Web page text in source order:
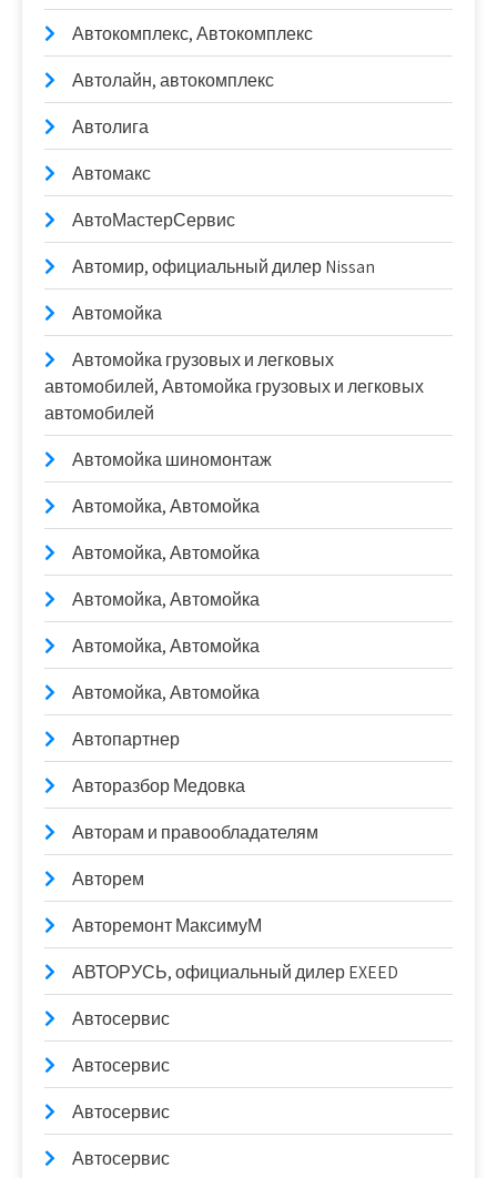
Автокомплекс, Автокомплекс
Автолайн, автокомплекс
Автолига
Автомакс
АвтоМастерСервис
Автомир, официальный дилер Nissan
Автомойка
Автомойка грузовых и легковых
автомобилей, Автомойка грузовых и легковых
автомобилей
Автомойка шиномонтаж
Автомойка, Автомойка
Автомойка, Автомойка
Автомойка, Автомойка
Автомойка, Автомойка
Автомойка, Автомойка
Автопартнер
Авторазбор Медовка
Авторам и правообладателям
Авторем
Авторемонт МаксимуМ
АВТОРУСЬ, официальный дилер EXEED
Автосервис
Автосервис
Автосервис
Автосервис